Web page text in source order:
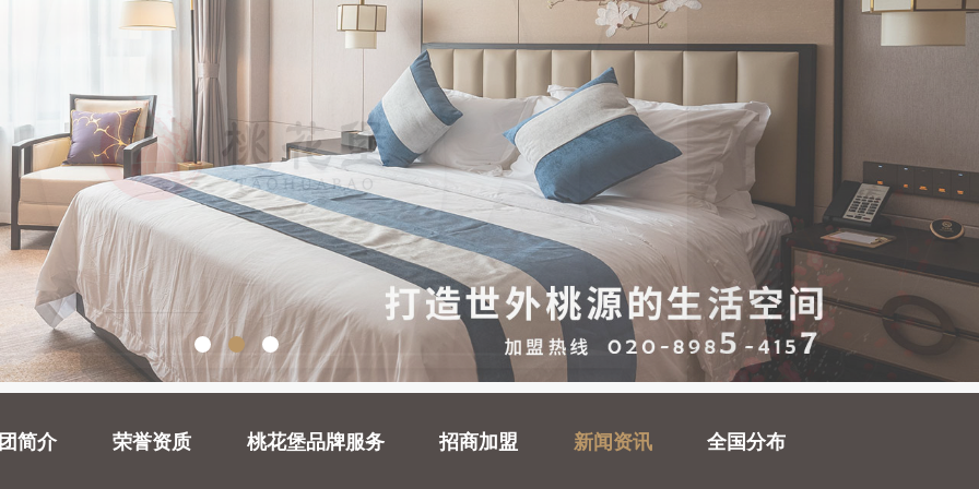
简介 荣誉资质 桃花堡品牌服务 招商加盟 新闻资讯 全国分布